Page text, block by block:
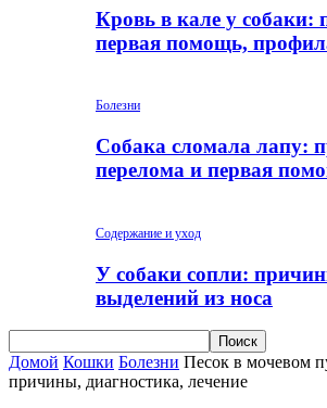
Кровь в кале у собаки:
первая помощь,
Болезни
Собака сломала лапу:
перелома и первая
Содержание и уход
У собаки сопли:
выделений из носа
Домой Кошки Болезни Песок в мочевом
причины, диагностика, лечение